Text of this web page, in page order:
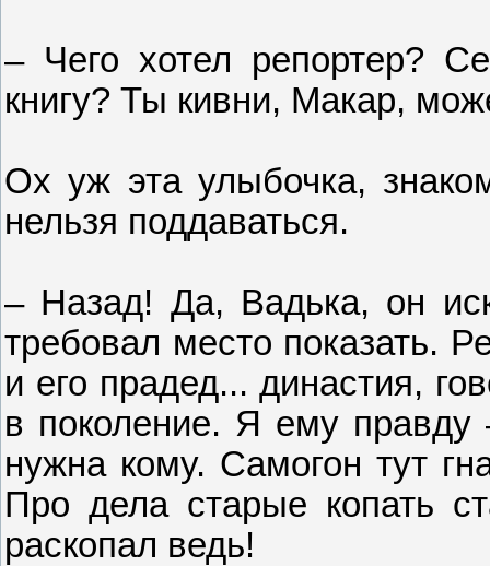
– Чего хотел репортер?
книгу? Ты кивни, Макар,
Ох уж эта улыбочка,
нельзя поддаваться.
– Назад! Да, Вадька, он
требовал место показать.
и его прадед... династия,
в поколение. Я ему правду
нужна кому. Самогон тут
Про дела старые копать
раскопал ведь!